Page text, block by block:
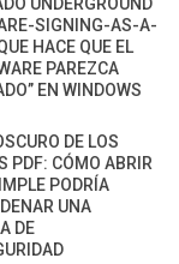
SIGNING-AS-A-
HACE QUE EL
PAREZCA
EN WINDOWS
DE LOS
PDF: CÓMO ABRIR
PODRÍA
UNA
DE